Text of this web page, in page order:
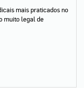
mais praticados no
muito legal de